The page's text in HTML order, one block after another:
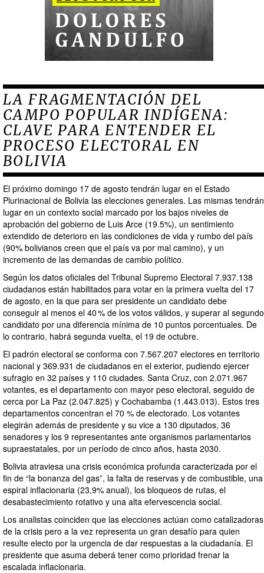
LA FRAGMENTACIÓN DEL
CAMPO POPULAR INDÍGENA:
CLAVE PARA ENTENDER EL
PROCESO ELECTORAL EN
BOLIVIA
El próximo domingo 17 de agosto tendrán lugar en el Estado
Plurinacional de Bolivia las elecciones generales. Las mismas tendrán
lugar en un contexto social marcado por los bajos niveles de
aprobación del gobierno de Luis Arce (19.5%), un sentimiento
extendido de deterioro en las condiciones de vida y rumbo del país
(90% bolivianos creen que el país va por mal camino), y un
incremento de las demandas de cambio político.
Según los datos oficiales del Tribunal Supremo Electoral 7.937.138
ciudadanos están habilitados para votar en la primera vuelta del 17
de agosto, en la que para ser presidente un candidato debe
conseguir al menos el 40 % de los votos válidos, y superar al segundo
candidato por una diferencia mínima de 10 puntos porcentuales. De
lo contrario, habrá segunda vuelta, el 19 de octubre.
El padrón electoral se conforma con 7.567.207 electores en territorio
nacional y 369.931 de ciudadanos en el exterior, pudiendo ejercer
sufragio en 32 países y 110 ciudades. Santa Cruz, con 2.071.967
votantes, es el departamento con mayor peso electoral, seguido de
cerca por La Paz (2.047.825) y Cochabamba (1.443.013). Estos tres
departamentos concentran el 70 % de electorado. Los votantes
elegirán además de presidente y su vice a 130 diputados, 36
senadores y los 9 representantes ante organismos parlamentarios
supraestatales, por un período de cinco años, hasta 2030.
Bolivia atraviesa una crisis económica profunda caracterizada por el
fin de “la bonanza del gas”, la falta de reservas y de combustible, una
espiral inflacionaria (23,9% anual), los bloqueos de rutas, el
desabastecimiento rotativo y una alta efervescencia social.
Los analistas coinciden que las elecciones actúan como catalizadoras
de la crisis pero a la vez representa un gran desafío para quien
resulte electo por la urgencia de dar respuestas a la ciudadanía. El
presidente que asuma deberá tener como prioridad frenar la
escalada inflacionaria.